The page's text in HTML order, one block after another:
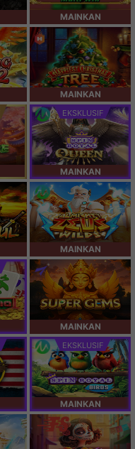
MAINKAN
MAINKAN
EKSKLUSIF
MAINKAN
MAINKAN
MAINKAN
EKSKLUSIF
MAINKAN